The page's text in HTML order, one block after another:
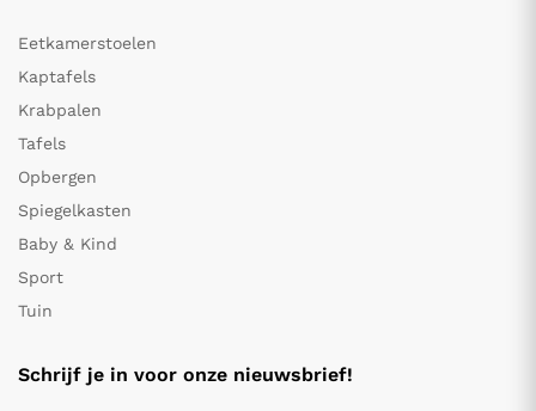
Eetkamerstoelen
Kaptafels
Krabpalen
Tafels
Opbergen
Spiegelkasten
Baby & Kind
Sport
Tuin
Schrijf je in voor onze nieuwsbrief!